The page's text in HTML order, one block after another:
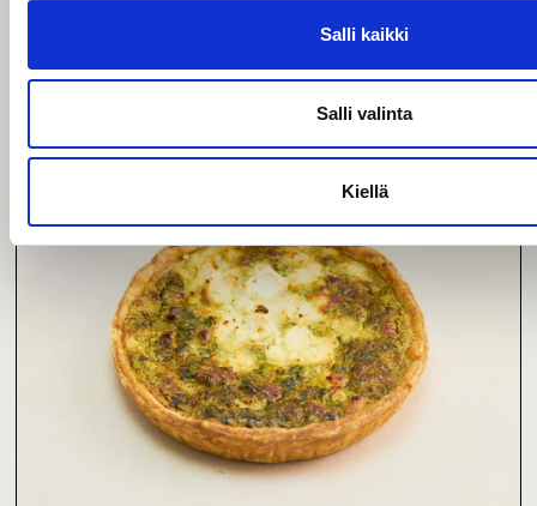
Salli kaikki
Salli valinta
Kiellä